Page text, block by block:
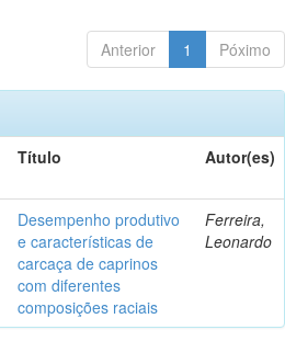
Anterior 1 Póximo
Título Autor(es)
Desempenho produtivo
e características de
carcaça de caprinos
com diferentes
composições raciais
Ferreira,
Leonardo